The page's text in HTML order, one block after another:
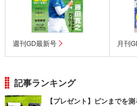
週刊GD最新号 月刊
記事ランキング
【プレゼント】ピンまでを